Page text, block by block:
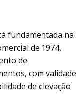
fundamentada na
de 1974,
de
com validade
de elevação